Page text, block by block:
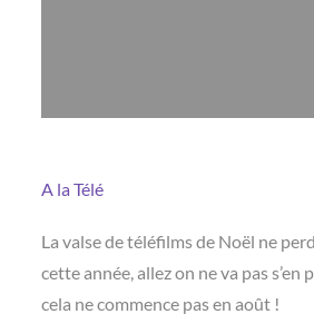
A la Télé
La valse de téléfilms de Noël ne
cette année, allez on ne va pas
cela ne commence pas en août !